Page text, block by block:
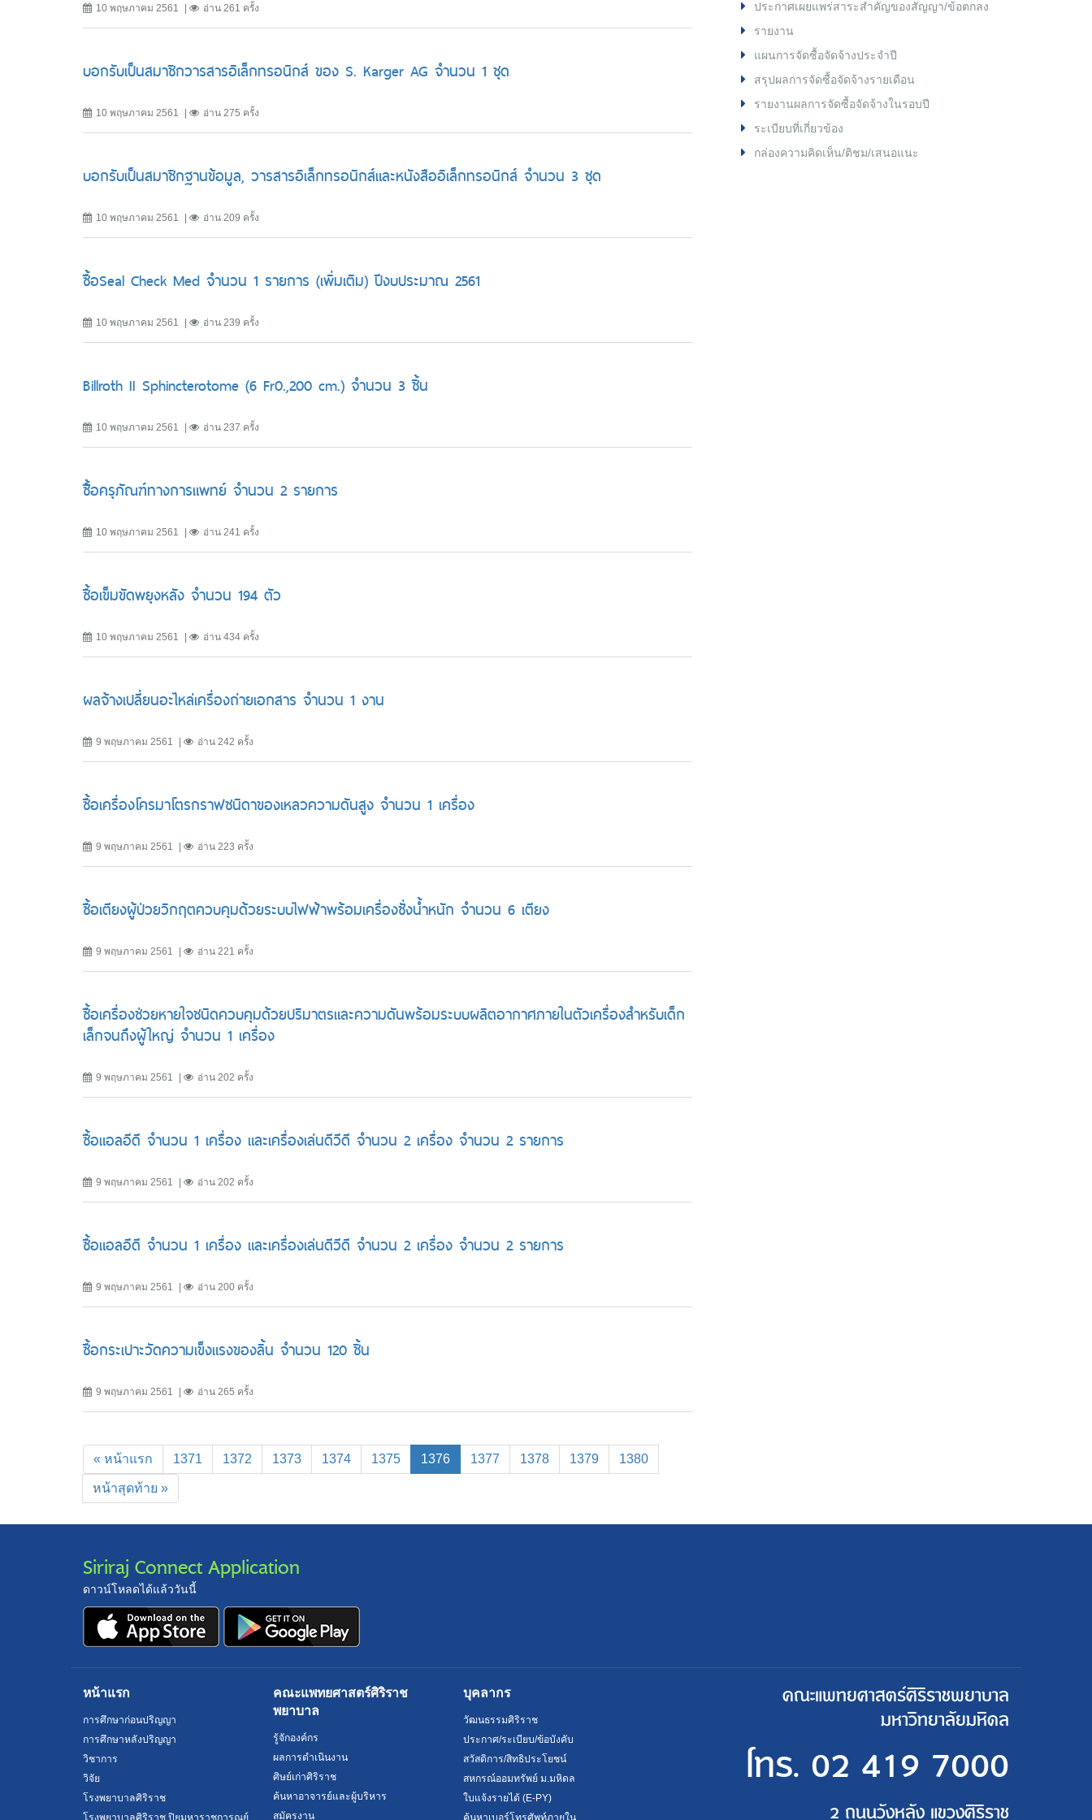
10 พฤษภาคม 2561 อ่าน 261 ครั้ง
บอกรับเป็นสมาชิกวารสารอิเล็กทรอนิกส์ ของ S. Karger AG จำนวน 1 ชุด
10 พฤษภาคม 2561 อ่าน 275 ครั้ง
บอกรับเป็นสมาชิกฐานข้อมูล, วารสารอิเล็กทรอนิกส์และหนังสืออิเล็กทรอนิกส์ จำนวน 3 ชุด
10 พฤษภาคม 2561 อ่าน 209 ครั้ง
ซื้อSeal Check Med จำนวน 1 รายการ (เพิ่มเติม) ปีงบประมาณ 2561
10 พฤษภาคม 2561 อ่าน 239 ครั้ง
Billroth II Sphincterotome (6 Fr0.,200 cm.) จำนวน 3 ชิ้น
10 พฤษภาคม 2561 อ่าน 237 ครั้ง
ซื้้อครุภัณฑ์ทางการแพทย์ จำนวน 2 รายการ
10 พฤษภาคม 2561 อ่าน 241 ครั้ง
ซื้อเข็มขัดพยุงหลัง จำนวน 194 ตัว
10 พฤษภาคม 2561 อ่าน 434 ครั้ง
ผลจ้างเปลี่ยนอะไหล่เครื่องถ่ายเอกสาร จำนวน 1 งาน
9 พฤษภาคม 2561 อ่าน 242 ครั้ง
ซื้อเครื่องโครมาโตรกราฟชนิดาของเหลวความดันสูง จำนวน 1 เครื่อง
9 พฤษภาคม 2561 อ่าน 223 ครั้ง
ซื้อเตียงผู้ป่วยวิกฤตควบคุมด้วยระบบไฟฟ้าพร้อมเครื่องชั่งน้ำหนัก จำนวน 6 เตียง
9 พฤษภาคม 2561 อ่าน 221 ครั้ง
ซื้อเครื่องช่วยหายใจชนิดควบคุมด้วยปริมาตรและความดันพร้อมระบบผลิตอากาศภายในตัวเครื่องสำหรับเด็ก
เล็กจนถึงผู้ใหญ่ จำนวน 1 เครื่อง
9 พฤษภาคม 2561 อ่าน 202 ครั้ง
ซื้อแอลอีดี จำนวน 1 เครื่อง และเครื่องเล่นดีวีดี จำนวน 2 เครื่อง จำนวน 2 รายการ
9 พฤษภาคม 2561 อ่าน 202 ครั้ง
ซื้อแอลอีดี จำนวน 1 เครื่อง และเครื่องเล่นดีวีดี จำนวน 2 เครื่อง จำนวน 2 รายการ
9 พฤษภาคม 2561 อ่าน 200 ครั้ง
ซื้อกระเปาะวัดความเข็งแรงของลิ้น จำนวน 120 ชิ้น
9 พฤษภาคม 2561 อ่าน 265 ครั้ง
« หน้าแรก 1371 1372 1373 1374 1375 1376(current)
1377 1378 1379 1380
หน้าสุดท้าย »
ประกาศเผยแพร่สาระสำคัญของสัญญา/ข้อตกลง
รายงาน
แผนการจัดซื้อจัดจ้างประจำปี
สรุปผลการจัดซื้อจัดจ้างรายเดือน
รายงานผลการจัดซื้อจัดจ้างในรอบปี
ระเบียบที่เกี่ยวข้อง
กล่องความคิดเห็น/ติชม/เสนอแนะ
Siriraj Connect Application
ดาวน์โหลดได้แล้ววันนี้
หน้าแรก
การศึกษาก่อนปริญญา
การศึกษาหลังปริญญา
วิชาการ
วิจัย
โรงพยาบาลศิริราช
โรงพยาบาลศิริราช ปิยมหาราชการุณย์
คณะแพทยศาสตร์ศิริราช
พยาบาล
รู้จักองค์กร
ผลการดำเนินงาน
ศิษย์เก่าศิริราช
ค้นหาอาจารย์และผู้บริหาร
สมัครงาน
บุคลากร
วัฒนธรรมศิริราช
ประกาศ/ระเบียบ/ข้อบังคับ
สวัสดิการ/สิทธิประโยชน์
สหกรณ์ออมทรัพย์ ม.มหิดล
ใบแจ้งรายได้ (E-PY)
ค้นหาเบอร์โทรศัพท์ภายใน
คณะแพทยศาสตร์ศิริราชพยาบาล
มหาวิทยาลัยมหิดล
โทร. 02 419 7000
2 ถนนวังหลัง แขวงศิริราช